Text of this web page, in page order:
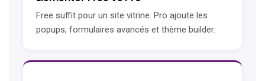
Free suffit pour un site vitrine. Pro ajoute les
popups, formulaires avancés et thème builder.